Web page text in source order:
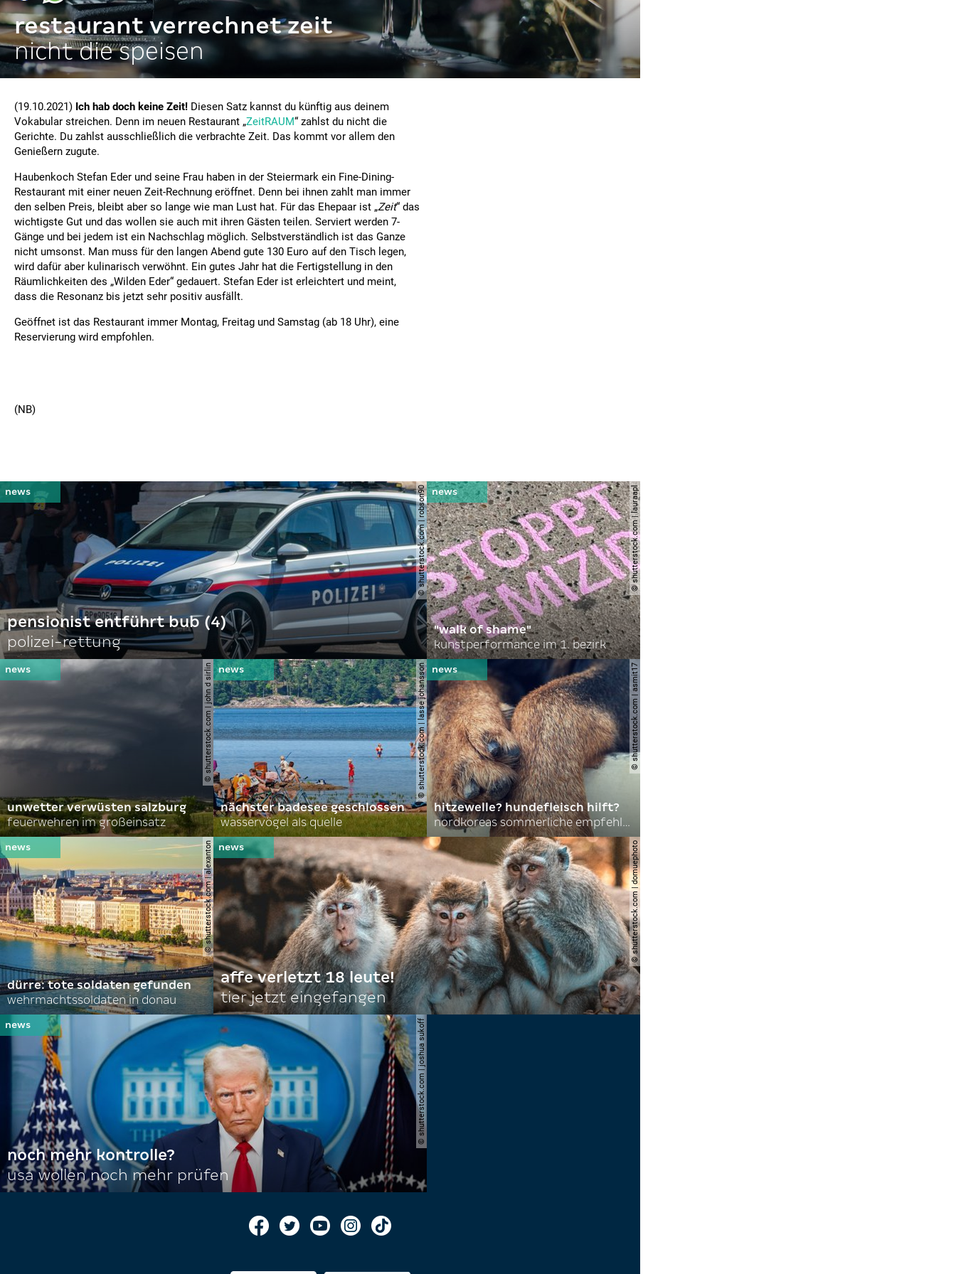
restaurant verrechnet zeit
nicht die speisen
(19.10.2021) Ich hab doch keine Zeit! Diesen Satz kannst du künftig aus deinem
Vokabular streichen. Denn im neuen Restaurant „ZeitRAUM“ zahlst du nicht die
Gerichte. Du zahlst ausschließlich die verbrachte Zeit. Das kommt vor allem den
Genießern zugute.
Haubenkoch Stefan Eder und seine Frau haben in der Steiermark ein Fine-Dining-
Restaurant mit einer neuen Zeit-Rechnung eröffnet. Denn bei ihnen zahlt man immer
den selben Preis, bleibt aber so lange wie man Lust hat. Für das Ehepaar ist „Zeit“ das
wichtigste Gut und das wollen sie auch mit ihren Gästen teilen. Serviert werden 7-
Gänge und bei jedem ist ein Nachschlag möglich. Selbstverständlich ist das Ganze
nicht umsonst. Man muss für den langen Abend gute 130 Euro auf den Tisch legen,
wird dafür aber kulinarisch verwöhnt. Ein gutes Jahr hat die Fertigstellung in den
Räumlichkeiten des „Wilden Eder“ gedauert. Stefan Eder ist erleichtert und meint,
dass die Resonanz bis jetzt sehr positiv ausfällt.
Geöffnet ist das Restaurant immer Montag, Freitag und Samstag (ab 18 Uhr), eine
Reservierung wird empfohlen.
(NB)
© shutterstock.com | robson90
pensionist entführt bub (4)
polizei-rettung
© shutterstock.com | lauraapl
"walk of shame"
kunstperformance im 1. bezirk
© shutterstock.com | john d sirlin
unwetter verwüsten salzburg
feuerwehren im großeinsatz
© shutterstock.com | lasse johansson
nächster badesee geschlossen
wasservögel als quelle
© shutterstock.com | asmit17
hitzewelle? hundefleisch hilft?
nordkoreas sommerliche empfehlungen
© shutterstock.com | alexanton
dürre: tote soldaten gefunden
wehrmachtssoldaten in donau
© shutterstock.com | domuephoto
affe verletzt 18 leute!
tier jetzt eingefangen
© shutterstock.com | joshua sukoff
noch mehr kontrolle?
usa wollen noch mehr prüfen